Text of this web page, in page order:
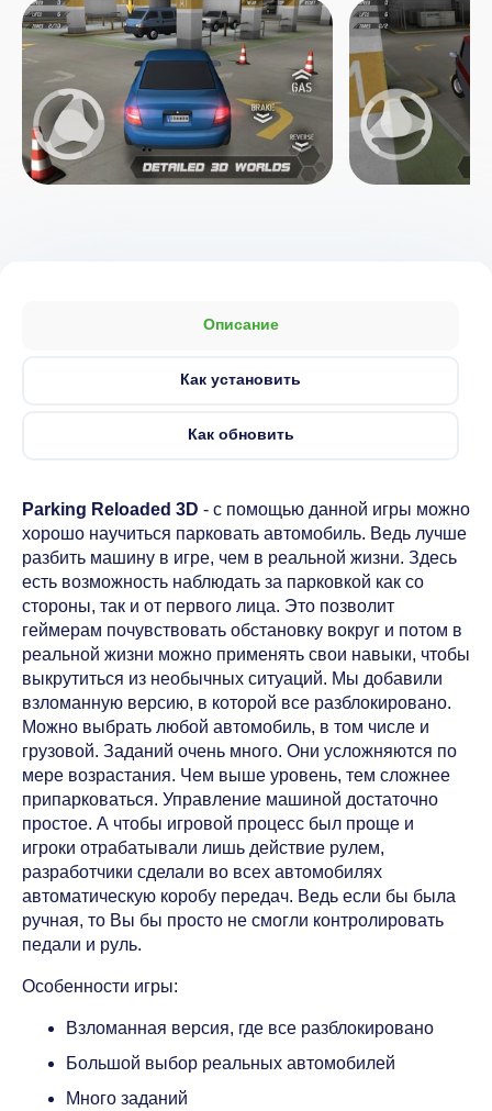
Описание
Как установить
Как обновить
Parking Reloaded 3D - с помощью данной игры можно
хорошо научиться парковать автомобиль. Ведь лучше
разбить машину в игре, чем в реальной жизни. Здесь
есть возможность наблюдать за парковкой как со
стороны, так и от первого лица. Это позволит
геймерам почувствовать обстановку вокруг и потом в
реальной жизни можно применять свои навыки, чтобы
выкрутиться из необычных ситуаций. Мы добавили
взломанную версию, в которой все разблокировано.
Можно выбрать любой автомобиль, в том числе и
грузовой. Заданий очень много. Они усложняются по
мере возрастания. Чем выше уровень, тем сложнее
припарковаться. Управление машиной достаточно
простое. А чтобы игровой процесс был проще и
игроки отрабатывали лишь действие рулем,
разработчики сделали во всех автомобилях
автоматическую коробу передач. Ведь если бы была
ручная, то Вы бы просто не смогли контролировать
педали и руль.
Особенности игры:
Взломанная версия, где все разблокировано
Большой выбор реальных автомобилей
Много заданий